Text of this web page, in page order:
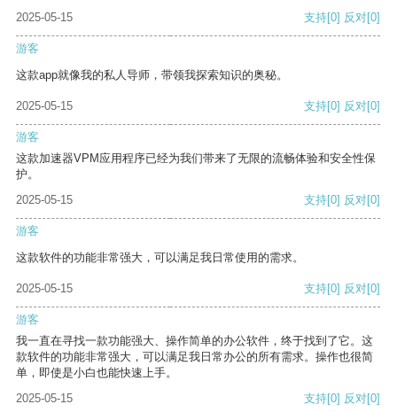
2025-05-15
支持[0] 反对[0]
游客
这款app就像我的私人导师，带领我探索知识的奥秘。
2025-05-15 支持[0] 反对[0]
游客
这款加速器VPM应用程序已经为我们带来了无限的流畅体验和安全性保
护。
2025-05-15
支持[0] 反对[0]
游客
这款软件的功能非常强大，可以满足我日常使用的需求。
2025-05-15 支持[0] 反对[0]
游客
我一直在寻找一款功能强大、操作简单的办公软件，终于找到了它。这
款软件的功能非常强大，可以满足我日常办公的所有需求。操作也很简
单，即使是小白也能快速上手。
2025-05-15
支持[0] 反对[0]